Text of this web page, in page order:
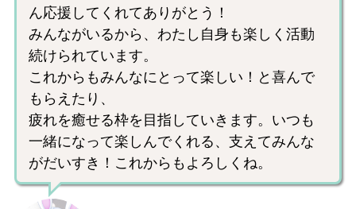
ん応援してくれてありがとう！
みんながいるから、わたし自身も楽しく活動
続けられています。
これからもみんなにとって楽しい！と喜んで
もらえたり、
疲れを癒せる枠を目指していきます。いつも
一緒になって楽しんでくれる、支えてみんな
がだいすき！これからもよろしくね。